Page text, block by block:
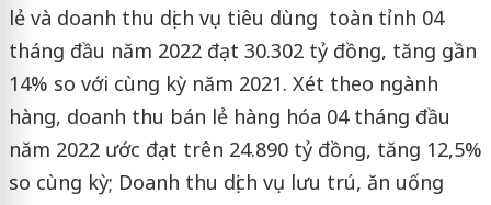
lẻ và doanh thu dịch vụ tiêu dùng toàn tỉnh 04
tháng đầu năm 2022 đạt 30.302 tỷ đồng, tăng gần
14% so với cùng kỳ năm 2021. Xét theo ngành
hàng, doanh thu bán lẻ hàng hóa 04 tháng đầu
năm 2022 ước đạt trên 24.890 tỷ đồng, tăng 12,5%
so cùng kỳ; Doanh thu dịch vụ lưu trú, ăn uống